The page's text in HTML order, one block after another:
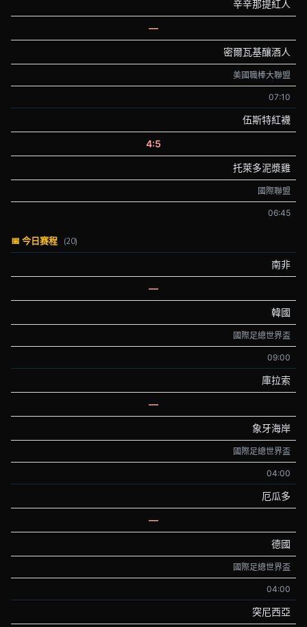
辛辛那提紅人
—
密爾瓦基釀酒人
美國職棒大聯盟
07:10
伍斯特紅襪
4:5
托萊多泥漿雞
國際聯盟
06:45
📅 今日赛程 (20)
南非
—
韓國
國際足總世界盃
09:00
庫拉索
—
象牙海岸
國際足總世界盃
04:00
厄瓜多
—
德國
國際足總世界盃
04:00
突尼西亞